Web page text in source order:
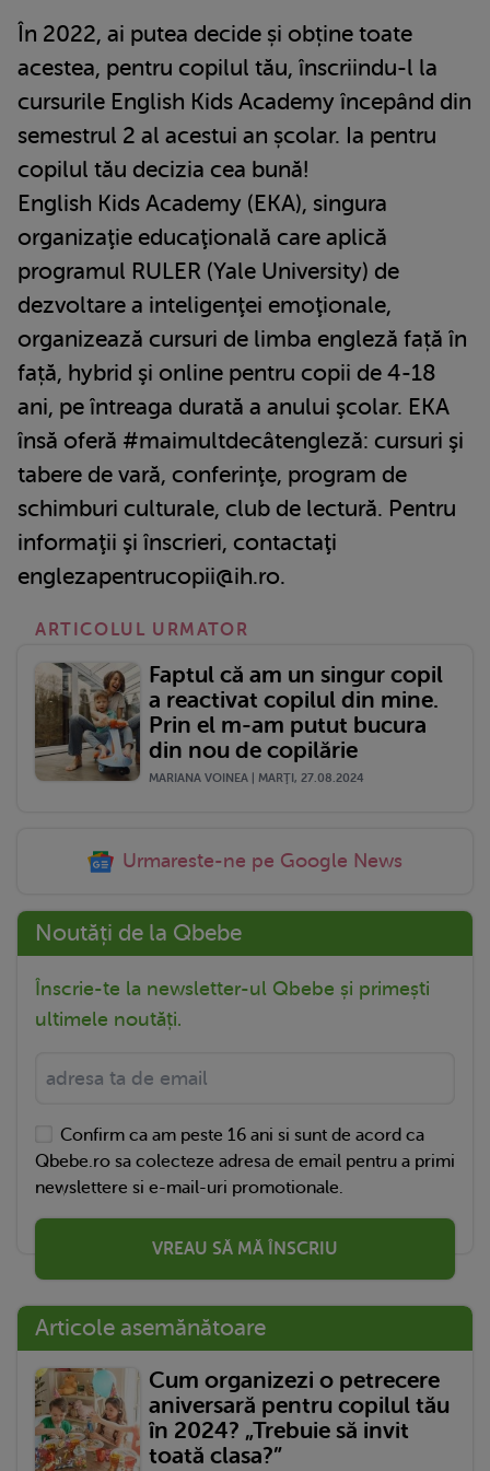
În 2022, ai putea decide și obține toate
acestea, pentru copilul tău, înscriindu-l la
cursurile English Kids Academy începând din
semestrul 2 al acestui an școlar. Ia pentru
copilul tău decizia cea bună!
English Kids Academy (EKA), singura
organizaţie educaţională care aplică
programul RULER (Yale University) de
dezvoltare a inteligenţei emoţionale,
organizează cursuri de limba engleză față în
față, hybrid şi online pentru copii de 4-18
ani, pe întreaga durată a anului şcolar. EKA
însă oferă #maimultdecâtengleză: cursuri şi
tabere de vară, conferinţe, program de
schimburi culturale, club de lectură. Pentru
informaţii şi înscrieri, contactaţi
englezapentrucopii@ih.ro.
ARTICOLUL URMATOR
Faptul că am un singur copil
a reactivat copilul din mine.
Prin el m-am putut bucura
din nou de copilărie
MARIANA VOINEA | MARŢI, 27.08.2024
Urmareste-ne pe Google News
Noutăți de la Qbebe
Înscrie-te la newsletter-ul Qbebe și primești
ultimele noutăți.
Confirm ca am peste 16 ani si sunt de acord ca
Qbebe.ro sa colecteze adresa de email pentru a primi
newslettere si e-mail-uri promotionale.
VREAU SĂ MĂ ÎNSCRIU
Articole asemănătoare
Cum organizezi o petrecere
aniversară pentru copilul tău
în 2024? „Trebuie să invit
toată clasa?”